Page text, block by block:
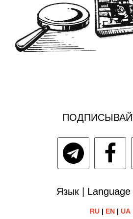
Язык |
RU| EN| UA